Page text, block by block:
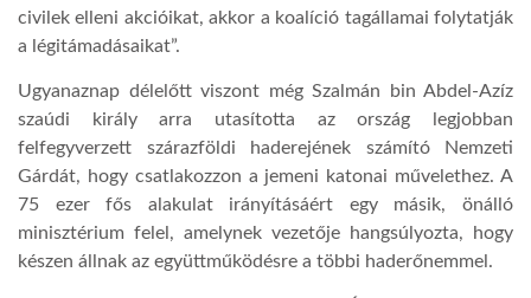
civilek elleni akcióikat, akkor a koalíció tagállamai folytatják
a légitámadásaikat”.
Ugyanaznap délelőtt viszont még Szalmán bin Abdel-Azíz
szaúdi király arra utasította az ország legjobban
felfegyverzett szárazföldi haderejének számító Nemzeti
Gárdát, hogy csatlakozzon a jemeni katonai művelethez. A
75 ezer fős alakulat irányításáért egy másik, önálló
minisztérium felel, amelynek vezetője hangsúlyozta, hogy
készen állnak az együttműködésre a többi haderőnemmel.